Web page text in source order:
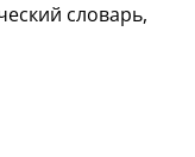
словарь,